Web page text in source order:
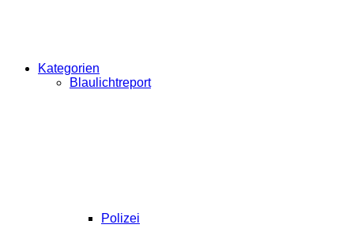
Kategorien
Blaulichtreport
Polizei